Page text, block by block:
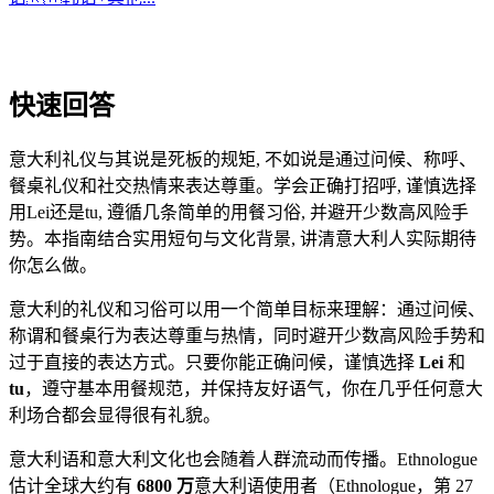
快速回答
意大利礼仪与其说是死板的规矩, 不如说是通过问候、称呼、
餐桌礼仪和社交热情来表达尊重。学会正确打招呼, 谨慎选择
用Lei还是tu, 遵循几条简单的用餐习俗, 并避开少数高风险手
势。本指南结合实用短句与文化背景, 讲清意大利人实际期待
你怎么做。
意大利的礼仪和习俗可以用一个简单目标来理解：通过问候、
称谓和餐桌行为表达尊重与热情，同时避开少数高风险手势和
过于直接的表达方式。只要你能正确问候，谨慎选择 Lei 和
tu，遵守基本用餐规范，并保持友好语气，你在几乎任何意大
利场合都会显得很有礼貌。
意大利语和意大利文化也会随着人群流动而传播。Ethnologue
估计全球大约有 6800 万意大利语使用者（Ethnologue，第 27